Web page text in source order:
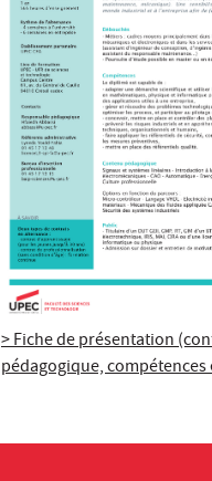
> Fiche de présentation
pédagogique,